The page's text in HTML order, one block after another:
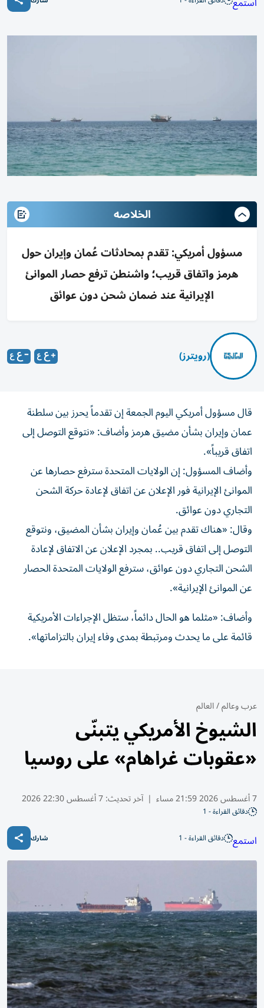
الخلاصه
مسؤول أمريكي: تقدم بمحادثات عُمان وإيران حول
هرمز واتفاق قريب؛ واشنطن ترفع حصار الموانئ
الإيرانية عند ضمان شحن دون عوائق
(رويترز)
قال مسؤول ‌أمريكي اليوم الجمعة ​إن ⁠تقدماً يحرز بين سلطنة
‌عمان و‌إيران بشأن مضيق هرمز وأضاف: «نتوقع ‌التوصل إلى
اتفاق قريباً».
وأضاف ⁠المسؤول: إن الولايات المتحدة سترفع حصارها عن
الموانئ الإيرانية فور الإعلان عن اتفاق لإعادة حركة ​الشحن
التجاري دون عوائق.
وقال: «هناك ‌تقدم بين عُمان وإيران بشأن المضيق، ⁠ونتوقع
التوصل إلى اتفاق قريب.. بمجرد الإعلان عن الاتفاق ​لإعادة
‌الشحن التجاري دون ‌عوائق، سترفع الولايات المتحدة الحصار
عن الموانئ الإيرانية».
وأضاف: «مثلما ‌هو ‌الحال دائماً، ⁠ستظل الإجراءات ‌الأمريكية
قائمة على ما يحدث ومرتبطة بمدى وفاء ⁠إيران ​بالتزاماتها».
عرب وعالم/العالم
الشيوخ الأمريكي يتبنّى
«عقوبات غراهام» على روسيا
7 أغسطس 2026 21:59 مساء | آخر تحديث:7 أغسطس 22:30 2026
دقائق القراءة - 1
استمع دقائق القراءة - 1 شارك